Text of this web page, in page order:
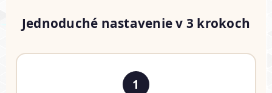
Jednoduché nastavenie v 3 krokoch
1